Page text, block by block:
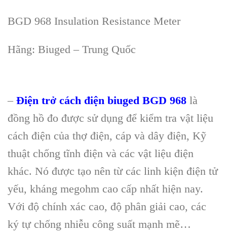
BGD 968 Insulation Resistance Meter
Hãng: Biuged – Trung Quốc
– Điện trở cách điện biuged BGD 968 là
đồng hồ đo được sử dụng để kiểm tra vật liệu
cách điện của thợ điện, cáp và dây điện, Kỹ
thuật chống tĩnh điện và các vật liệu điện
khác. Nó được tạo nên từ các linh kiện điện tử
yếu, kháng megohm cao cấp nhất hiện nay.
Với độ chính xác cao, độ phân giải cao, các
ký tự chống nhiễu công suất mạnh mẽ…